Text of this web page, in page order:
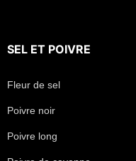
SEL ET POIVRE
Fleur de sel
Poivre noir
Poivre long